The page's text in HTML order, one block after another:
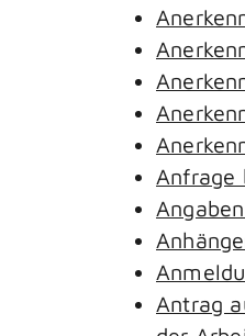
Anfrage
Antrag